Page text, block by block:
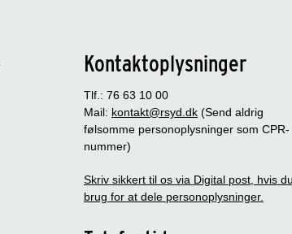
Kontaktoplysninger
Tlf.: 76 63 10 00
Mail: kontakt@rsyd.dk (Send aldrig
følsomme personoplysninger som CPR-
nummer)
Skriv sikkert til os via Digital post, hvis
brug for at dele personoplysninger.